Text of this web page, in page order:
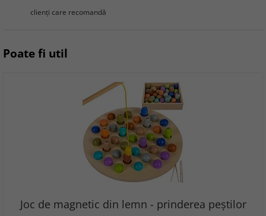
clienţi care recomandă
Poate fi util
Joc de magnetic din lemn - prinderea peștilor